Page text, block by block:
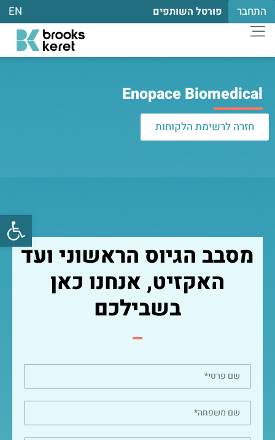
התחבר פורטל השותפים EN
Enopace Biomedical
חזרה לרשימת הלקוחות
מסבב הגיוס הראשוני ועד
האקזיט, אנחנו כאן
בשבילכם